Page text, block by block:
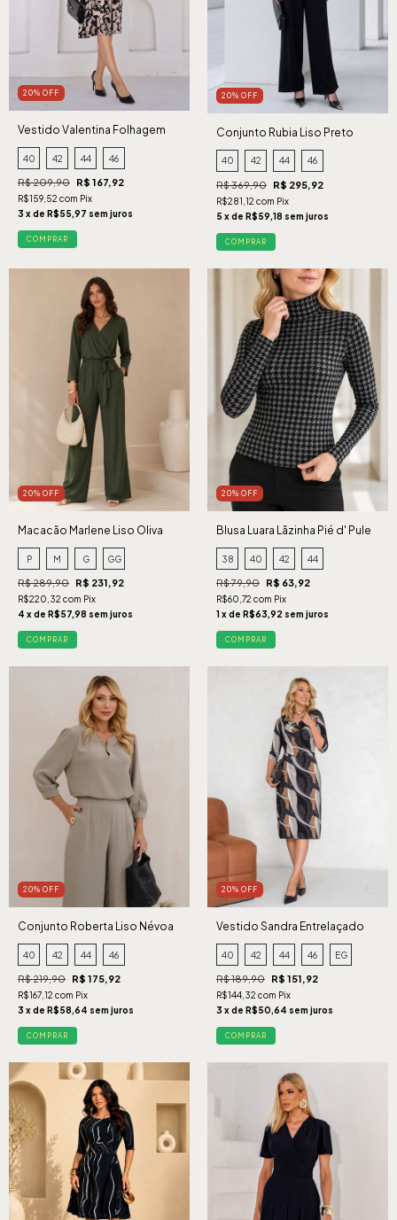
20% OFF
Vestido Valentina Folhagem
Preto
40 42 44 46
R$ 209,90 R$ 167,92
R$159,52 com Pix
3 x de R$55,97 sem juros
COMPRAR
20% OFF
Conjunto Rubia Liso Preto
40 42 44 46
R$ 369,90 R$ 295,92
R$281,12 com Pix
5 x de R$59,18 sem juros
COMPRAR
20% OFF
Macacão Marlene Liso Oliva
P M G GG
R$ 289,90 R$ 231,92
R$220,32 com Pix
4 x de R$57,98 sem juros
COMPRAR
20% OFF
Blusa Luara Lãzinha Pié d' Pule
38 40 42 44
R$ 79,90 R$ 63,92
R$60,72 com Pix
1 x de R$63,92 sem juros
COMPRAR
20% OFF
Conjunto Roberta Liso Névoa
40 42 44 46
R$ 219,90 R$ 175,92
R$167,12 com Pix
3 x de R$58,64 sem juros
COMPRAR
20% OFF
Vestido Sandra Entrelaçado
Preto
40 42 44 46 EG
R$ 189,90 R$ 151,92
R$144,32 com Pix
3 x de R$50,64 sem juros
COMPRAR